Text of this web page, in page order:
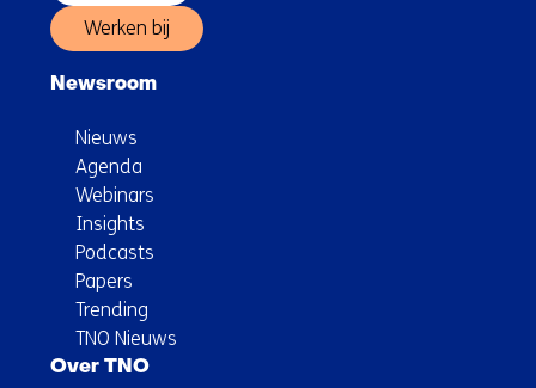
Werken bij
Newsroom
Nieuws
Agenda
Webinars
Insights
Podcasts
Papers
Trending
TNO Nieuws
Over TNO